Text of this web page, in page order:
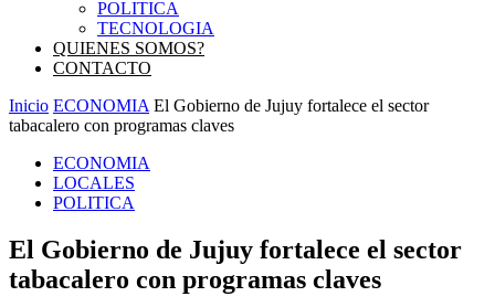
POLITICA
TECNOLOGIA
QUIENES SOMOS?
CONTACTO
Inicio ECONOMIA El Gobierno de Jujuy fortalece el sector
tabacalero con programas claves
ECONOMIA
LOCALES
POLITICA
El Gobierno de Jujuy fortalece el sector
tabacalero con programas claves